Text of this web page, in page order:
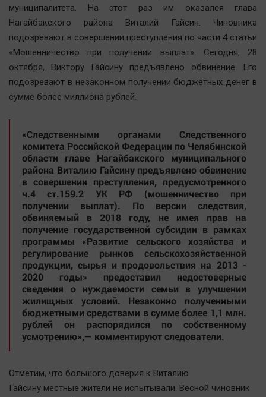
Общество
Политика
Экономика
Культура
Мнения
Спорт
Технологии
Отраслевые темы
Hедвижимость
Образование
Автомобили
XX век: криминальные уроки
Банки
Медиаграмотность
Медицина
Прогулки по городу Ч
Спецпроект
муниципалитета. На этот раз им оказался глава
Нагайбакского района Виталий Гайсин. Чиновника
подозревают в совершении преступления по части 4 статьи
«Мошенничество при получении выплат». Сегодня, 28
октября, Виктору Гайсину предъявлено обвинение. Его
подозревают в незаконном получении бюджетных денег в
сумме более миллиона рублей.
«Следственными органами Следственного
комитета Российской Федерации по Челябинской
области главе Нагайбакского муниципального
района Виталию Гайсину предъявлено обвинение
в совершении преступления, предусмотренного
ч.4 ст.159.2 УК РФ (мошенничество при
получении выплат). По версии следствия,
обвиняемый в 2018 году, не имея прав на
получение государственной субсидии в рамках
программы «Развитие сельского хозяйства и
регулирование рынков сельскохозяйственной
продукции, сырья и продовольствия на 2013 -
2020 годы» предоставил недостоверные
сведения о нуждаемости семьи в улучшении
жилищных условий. Незаконно полученными
бюджетными средствами в сумме более 1,1 млн.
рублей он распорядился по собственному
усмотрению»,— комментируют следователи.
Отметим, что большого доверия к Виталию
Гайсину местные жители не испытывали. Весной чиновник